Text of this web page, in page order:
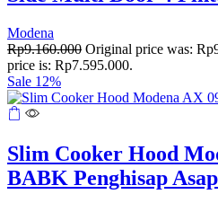
Modena
Rp9.160.000 Original price was:
price is: Rp7.595.000.
Sale 12%
Slim Cooker Hood
BABK Penghisap Asap